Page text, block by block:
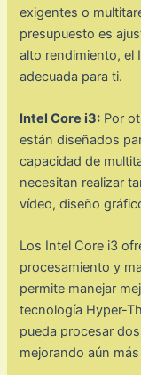
exigentes o
presupuesto es
alto rendimiento, el
adecuada para ti.
Intel Core i3: Por
están diseñados
capacidad de
necesitan realizar
vídeo, diseño
Los Intel Core i3
procesamiento y
permite manejar
tecnología Hyper-
pueda procesar
mejorando aún